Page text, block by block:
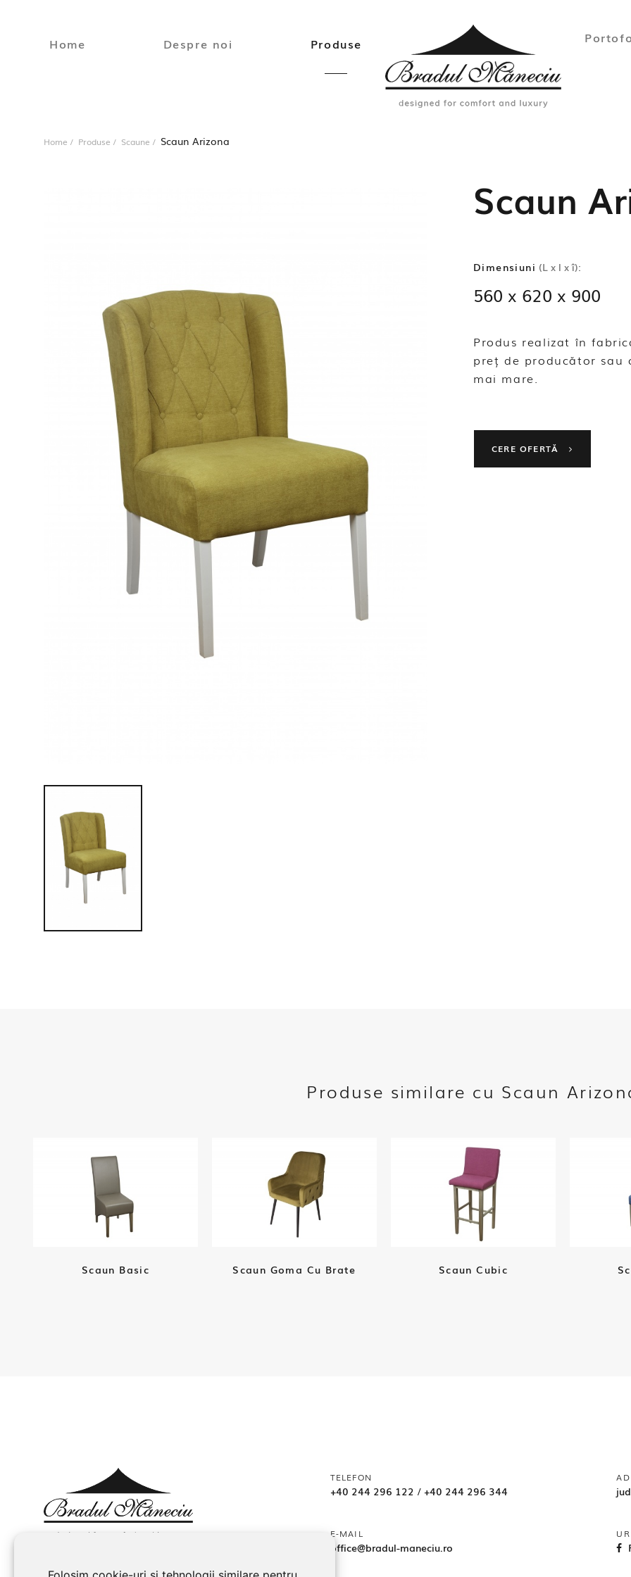
Home Despre noi Produse
Home Produse Scaune Scaun Arizona
Scaun
Dimensiuni (L x l x î):
560 x 620 x 900
Produs realizat în
preț de producător
mai mare.
CERE OFERTĂ
Produse similare cu Scaun
Scaun Basic Scaun Goma Cu Brate Scaun Cubic
TELEFON
+40 244 296 122 / +40 244 296 344
E-MAIL
office@bradul-maneciu.ro